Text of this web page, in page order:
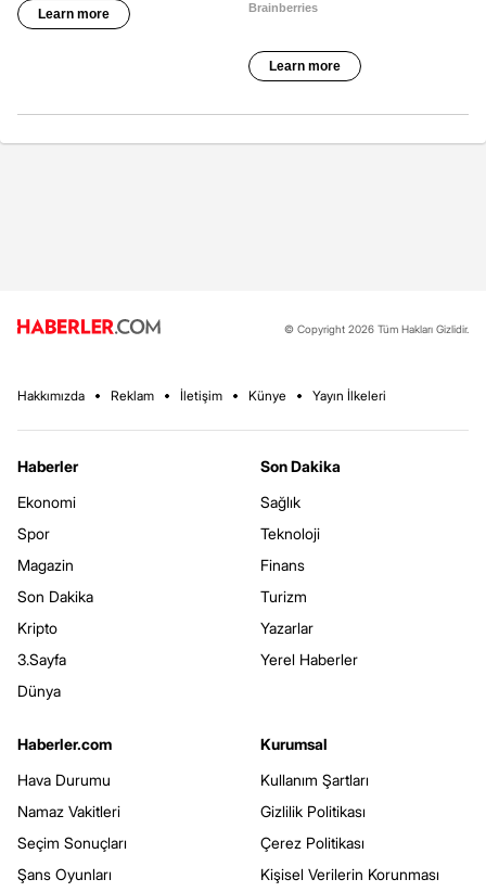
© Copyright 2026 Tüm Hakları Gizlidir.
Hakkımızda Reklam İletişim Künye Yayın İlkeleri
Haberler
Ekonomi
Spor
Magazin
Son Dakika
Kripto
3.Sayfa
Dünya
Son Dakika
Sağlık
Teknoloji
Finans
Turizm
Yazarlar
Yerel Haberler
Haberler.com
Hava Durumu
Namaz Vakitleri
Seçim Sonuçları
Şans Oyunları
Kurumsal
Kullanım Şartları
Gizlilik Politikası
Çerez Politikası
Kişisel Verilerin Korunması